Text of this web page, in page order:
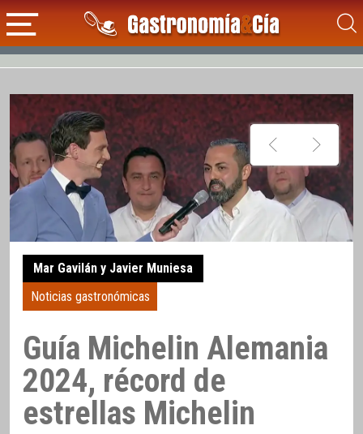
Mar Gavilán y Javier Muniesa
Noticias gastronómicas
Guía Michelin Alemania
2024, récord de
estrellas Michelin